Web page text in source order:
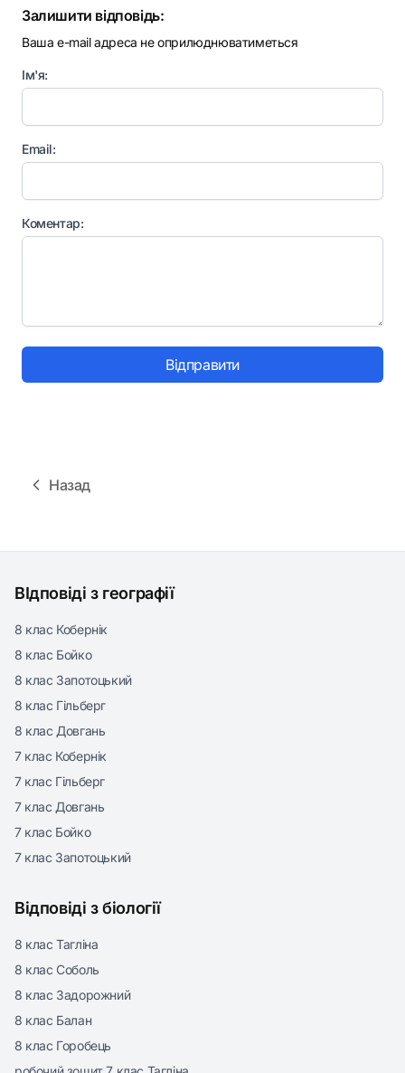
Залишити відповідь:
Ваша e-mail адреса не оприлюднюватиметься
Ім'я:
Email:
Коментар:
Відправити
Назад
ВІдповіді з географії
8 клас Кобернік
8 клас Бойко
8 клас Запотоцький
8 клас Гільберг
8 клас Довгань
7 клас Кобернік
7 клас Гільберг
7 клас Довгань
7 клас Бойко
7 клас Запотоцький
Відповіді з біології
8 клас Тагліна
8 клас Соболь
8 клас Задорожний
8 клас Балан
8 клас Горобець